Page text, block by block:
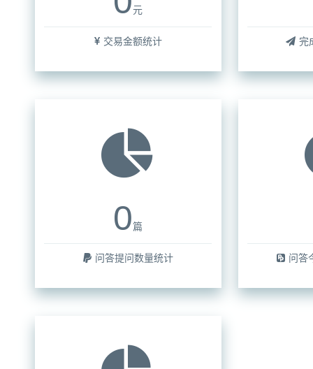
元
交易金额统计 完
0篇
问答提问数量统计 问答